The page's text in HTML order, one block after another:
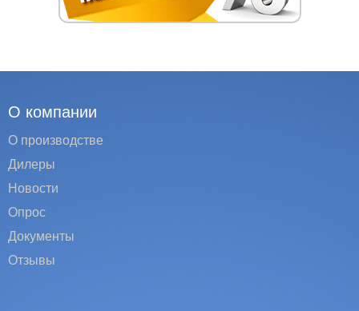
О компании
О производстве
Дилеры
Новости
Опрос
Документы
Отзывы